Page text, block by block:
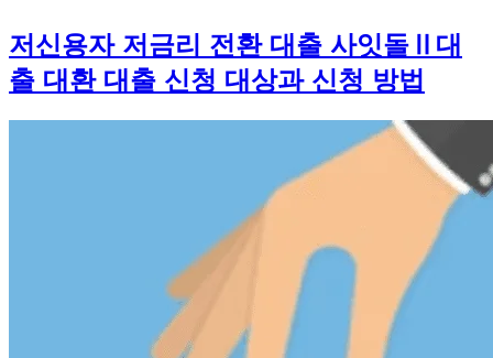
저신용자 저금리 전환 대출 사잇돌Ⅱ대
출 대환 대출 신청 대상과 신청 방법